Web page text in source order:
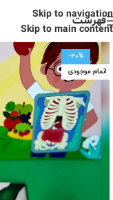
Skip to navigation
Skip to main content
فهرست
-20%
اتمام موجودی